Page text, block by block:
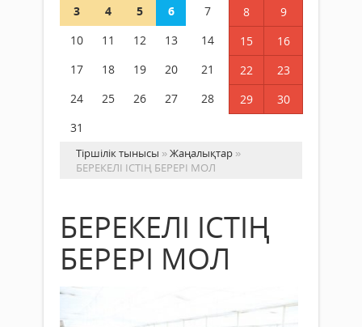
3
4 5 6 7 8
9
10
11 12 13 14 15
16
17
18 19 20 21 22
23
24
25 26 27 28 29
30
31
Тіршілік тынысы »Жаңалықтар »
БЕРЕКЕЛІ ІСТІҢ БЕРЕРІ МОЛ
БЕРЕКЕЛІ ІСТІҢ
БЕРЕРІ МОЛ